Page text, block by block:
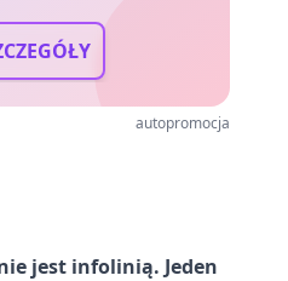
autopromocja
jest infolinią. Jeden